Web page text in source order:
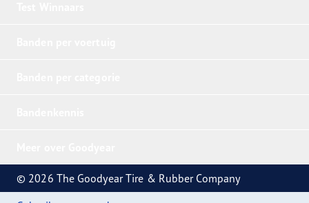
© 2026 The Goodyear Tire & Rubber Company